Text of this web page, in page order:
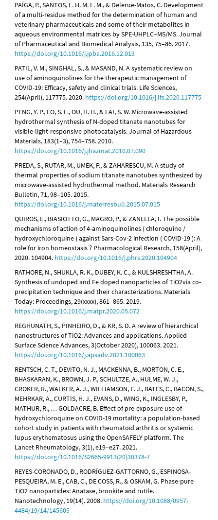
PAÍGA, P., SANTOS, L. H. M. L. M., & Delerue-Matos, C. Development
of a multi-residue method for the determination of human and
veterinary pharmaceuticals and some of their metabolites in
aqueous environmental matrices by SPE-UHPLC–MS/MS. Journal
of Pharmaceutical and Biomedical Analysis, 135, 75–86. 2017.
https://doi.org/10.1016/j.jpba.2016.12.013
PATIL, V. M., SINGHAL, S., & MASAND, N. A systematic review on
use of aminoquinolines for the therapeutic management of
COVID-19: Efficacy, safety and clinical trials. Life Sciences,
254(April), 117775. 2020. https://doi.org/10.1016/j.lfs.2020.117775
PENG, Y. P., LO, S. L., OU, H. H., & LAI, S. W. Microwave-assisted
hydrothermal synthesis of N-doped titanate nanotubes for
visible-light-responsive photocatalysis. Journal of Hazardous
Materials, 183(1–3), 754–758. 2010.
https://doi.org/10.1016/j.jhazmat.2010.07.090
PREDA, S., RUTAR, M., UMEK, P., & ZAHARESCU, M. A study of
thermal properties of sodium titanate nanotubes synthesized by
microwave-assisted hydrothermal method. Materials Research
Bulletin, 71, 98–105. 2015.
https://doi.org/10.1016/j.materresbull.2015.07.015
QUIROS, E., BIASIOTTO, G., MAGRO, P., & ZANELLA, I. The possible
mechanisms of action of 4-aminoquinolines ( chloroquine /
hydroxychloroquine ) against Sars-Cov-2 infection ( COVID-19 ): A
role for iron homeostasis ? Pharmacological Research, 158(April),
2020. 104904. https://doi.org/10.1016/j.phrs.2020.104904
RATHORE, N., SHUKLA, R. K., DUBEY, K. C., & KULSHRESHTHA, A.
Synthesis of undoped and Fe doped nanoparticles of TiO2via co-
precipitation technique and their characterizations. Materials
Today: Proceedings, 29(xxxx), 861–865. 2019.
https://doi.org/10.1016/j.matpr.2020.05.072
REGHUNATH, S., PINHEIRO, D., & KR, S. D. A review of hierarchical
nanostructures of TiO2: Advances and applications. Applied
Surface Science Advances, 3(October 2020), 100063. 2021.
https://doi.org/10.1016/j.apsadv.2021.100063
RENTSCH, C. T., DEVITO, N. J., MACKENNA, B., MORTON, C. E.,
BHASKARAN, K., BROWN, J. P., SCHULTZE, A., HULME, W. J.,
CROKER, R., WALKER, A. J., WILLIAMSON, E. J., BATES, C., BACON, S.,
MEHRKAR, A., CURTIS, H. J., EVANS, D., WING, K., INGLESBY, P.,
MATHUR, R., … GOLDACRE, B. Effect of pre-exposure use of
hydroxychloroquine on COVID-19 mortality: a population-based
cohort study in patients with rheumatoid arthritis or systemic
lupus erythematosus using the OpenSAFELY platform. The
Lancet Rheumatology, 3(1), e19–e27. 2021.
https://doi.org/10.1016/S2665-9913(20)30378-7
REYES-CORONADO, D., RODRÍGUEZ-GATTORNO, G., ESPINOSA-
PESQUEIRA, M. E., CAB, C., DE COSS, R., & OSKAM, G. Phase-pure
TiO2 nanoparticles: Anatase, brookite and rutile.
Nanotechnology, 19(14). 2008. https://doi.org/10.1088/0957-
4484/19/14/145605